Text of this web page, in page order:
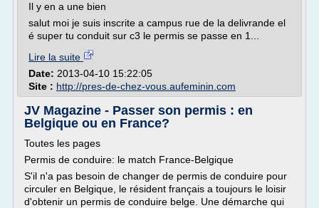
Il y en a une bien
salut moi je suis inscrite a campus rue de la delivrande el
é super tu conduit sur c3 le permis se passe en 1...
Lire la suite
Date: 2013-04-10 15:22:05
Site : http://pres-de-chez-vous.aufeminin.com
JV Magazine - Passer son permis : en
Belgique ou en France?
Toutes les pages
Permis de conduire: le match France-Belgique
S'il n'a pas besoin de changer de permis de conduire pour
circuler en Belgique, le résident français a toujours le loisir
d'obtenir un permis de conduire belge. Une démarche qui